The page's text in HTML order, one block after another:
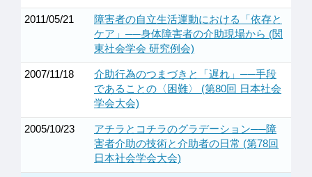
2011/05/21
障害者の自立生活運動における「依存と
ケア」──身体障害者の介助現場から (関
東社会学会 研究例会)
2007/11/18
介助行為のつまづきと「遅れ」──手段
であることの〈困難〉 (第80回 日本社会
学会大会)
2005/10/23
アチラとコチラのグラデーション──障
害者介助の技術と介助者の日常 (第78回
日本社会学会大会)